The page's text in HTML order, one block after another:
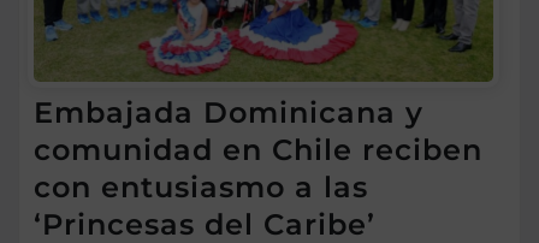
Embajada Dominicana y
comunidad en Chile reciben
con entusiasmo a las
‘Princesas del Caribe’